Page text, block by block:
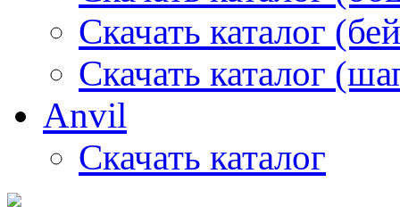
Скачать каталог
Скачать каталог
Anvil
Скачать каталог